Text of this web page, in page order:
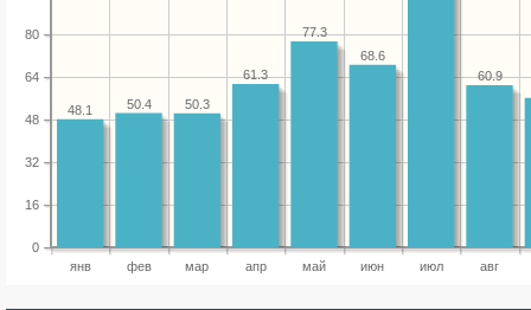
янв фев мар апр май июн июл авг
0
16
32
48
64
80
60.9
68.6
77.3
61.3
50.3
50.4
48.1